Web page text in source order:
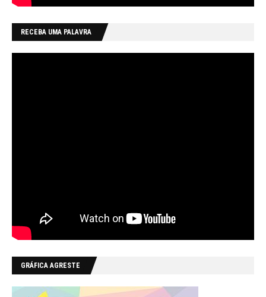
RECEBA UMA PALAVRA
GRÁFICA AGRESTE